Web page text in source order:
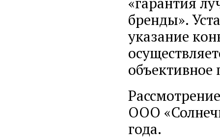
бренды».
указание
объективное
ООО
года.